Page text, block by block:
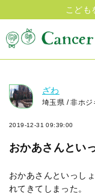
こども
ざわ
埼玉県 / 非ホ
2019-12-31 09:39:00
おかあさんとい
おかあさんといっし
れてきてしまった。